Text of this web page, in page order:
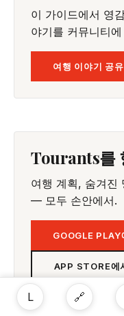
이 가이드에서 영
야기를 커뮤니티
여행 이야기 공유
Tourants를
여행 계획, 숨겨진
— 모두 손안에서.
GOOGLE PLAY
APP STORE에
L 🔗